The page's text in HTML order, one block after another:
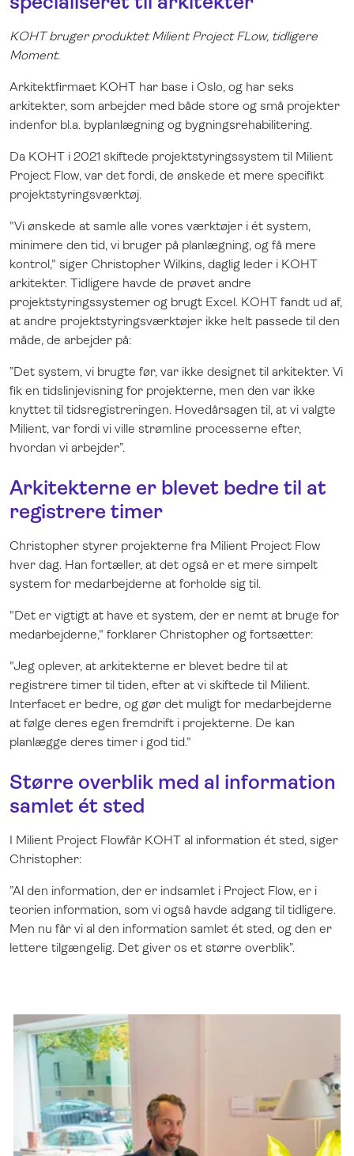
KOHT bruger produktet Milient Project FLow, tidligere
Moment.
Arkitektfirmaet KOHT har base i Oslo, og har seks
arkitekter, som arbejder med både store og små projekter
indenfor bl.a. byplanlægning og bygningsrehabilitering.
Da KOHT i 2021 skiftede projektstyringssystem til Milient
Project Flow, var det fordi, de ønskede et mere specifikt
projektstyringsværktøj.
"Vi ønskede at samle alle vores værktøjer i ét system,
minimere den tid, vi bruger på planlægning, og få mere
kontrol," siger Christopher Wilkins, daglig leder i KOHT
arkitekter. Tidligere havde de prøvet andre
projektstyringssystemer og brugt Excel. KOHT fandt ud af,
at andre projektstyringsværktøjer ikke helt passede til den
måde, de arbejder på:
”Det system, vi brugte før, var ikke designet til arkitekter. Vi
fik en tidslinjevisning for projekterne, men den var ikke
knyttet til tidsregistreringen. Hovedårsagen til, at vi valgte
Milient, var fordi vi ville strømline processerne efter,
hvordan vi arbejder”.
Arkitekterne er blevet bedre til at
registrere timer
Christopher styrer projekterne fra Milient Project Flow
hver dag. Han fortæller, at det også er et mere simpelt
system for medarbejderne at forholde sig til.
"Det er vigtigt at have et system, der er nemt at bruge for
medarbejderne," forklarer Christopher og fortsætter:
"Jeg oplever, at arkitekterne er blevet bedre til at
registrere timer til tiden, efter at vi skiftede til Milient.
Interfacet er bedre, og gør det muligt for medarbejderne
at følge deres egen fremdrift i projekterne. De kan
planlægge deres timer i god tid."
Større overblik med al information
samlet ét sted
I Milient Project Flowfår KOHT al information ét sted, siger
Christopher:
”Al den information, der er indsamlet i Project Flow, er i
teorien information, som vi også havde adgang til tidligere.
Men nu får vi al den information samlet ét sted, og den er
lettere tilgængelig. Det giver os et større overblik”.